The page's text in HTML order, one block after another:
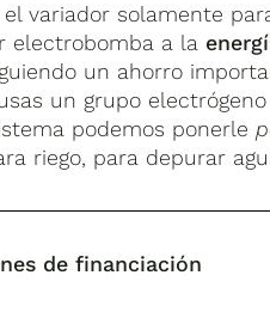
variador solamente
electrobomba a la
un ahorro
un grupo
podemos ponerle
riego, para depurar
de financiación